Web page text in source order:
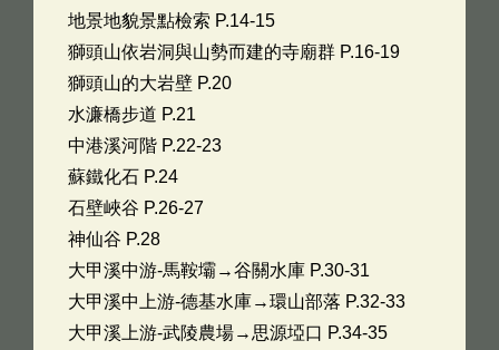
地景地貌景點檢索 P.14-15
獅頭山依岩洞與山勢而建的寺廟群 P.16-19
獅頭山的大岩壁 P.20
水濂橋步道 P.21
中港溪河階 P.22-23
蘇鐵化石 P.24
石壁峽谷 P.26-27
神仙谷 P.28
大甲溪中游-馬鞍壩→谷關水庫 P.30-31
大甲溪中上游-德基水庫→環山部落 P.32-33
大甲溪上游-武陵農場→思源埡口 P.34-35